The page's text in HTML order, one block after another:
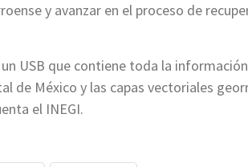
y avanzar en el proceso de
USB que contiene toda la
de México y las capas vectoriales
el INEGI.